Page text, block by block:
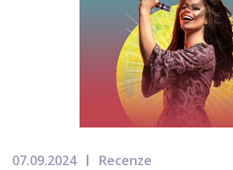
07.09.2024 Recenze